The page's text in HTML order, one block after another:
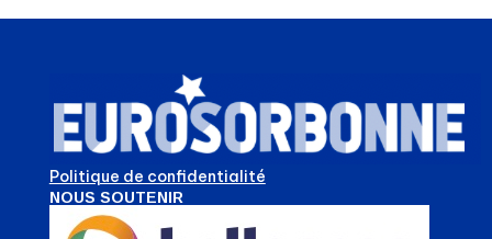
Politique de confidentialité
NOUS SOUTENIR